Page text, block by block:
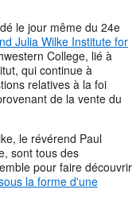
le jour même du 24e
Julia Wilke Institute for
College, lié à
qui continue à
relatives à la foi
de la vente du
le révérend Paul
sont tous des
pour faire découvrir
la forme d'une